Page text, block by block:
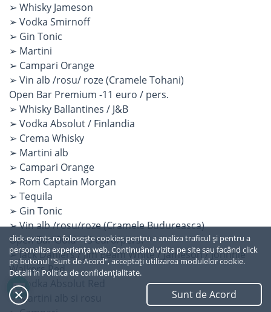
click-events.ro folosește cookies pentru a analiza traficul și pentru a
personaliza experiența web. Continuând vizita pe site sau facând click
pe butonul "Sunt de Acord", acceptați utilizarea modulelor cookie.
Detalii în Politica de confidențialitate.
Sunt de Acord
➢ Whisky Jameson
➢ Vodka Smirnoff
➢ Gin Tonic
➢ Martini
➢ Campari Orange
➢ Vin alb /rosu/ roze (Cramele Tohani)
Open Bar Premium -11 euro / pers.
➢ Whisky Ballantines / J&B
➢ Vodka Absolut / Finlandia
➢ Crema Whisky
➢ Martini alb
➢ Campari Orange
➢ Rom Captain Morgan
➢ Tequila
➢ Gin Tonic
➢ Vin alb /rosu/roze (Cramele Budureasca)
Open Bar Gold -15 euro/pers.
➢ Jack Daniel’s / Jim Beam White / Jameson / Johnnie
Walkers Red
➢ Vodka Absolut Red
➢ Martini alb si rosu